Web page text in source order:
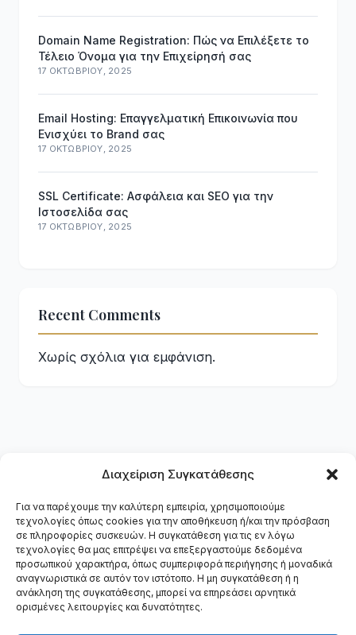
Διαχείριση Συγκατάθεσης
Για να παρέχουμε την καλύτερη εμπειρία, χρησιμοποιούμε
τεχνολογίες όπως cookies για την αποθήκευση ή/και την πρόσβαση
σε πληροφορίες συσκευών. Η συγκατάθεση για τις εν λόγω
τεχνολογίες θα μας επιτρέψει να επεξεργαστούμε δεδομένα
προσωπικού χαρακτήρα, όπως συμπεριφορά περιήγησης ή μοναδικά
αναγνωριστικά σε αυτόν τον ιστότοπο. Η μη συγκατάθεση ή η
ανάκληση της συγκατάθεσης, μπορεί να επηρεάσει αρνητικά
ορισμένες λειτουργίες και δυνατότητες.
Domain Name Registration: Πώς να Επιλέξετε το
Τέλειο Όνομα για την Επιχείρησή σας
17 ΟΚΤΩΒΡΊΟΥ, 2025
Email Hosting: Επαγγελματική Επικοινωνία που
Ενισχύει το Brand σας
17 ΟΚΤΩΒΡΊΟΥ, 2025
SSL Certificate: Ασφάλεια και SEO για την
Ιστοσελίδα σας
17 ΟΚΤΩΒΡΊΟΥ, 2025
Recent Comments
Χωρίς σχόλια για εμφάνιση.
DMM.gr
Ψηφιακό Marketing Agency — Κατασκευή ιστοσελίδων,
SEO, Google Ads & Social Media στη Θεσσαλονίκη.
ΥπηρεσίεςΈργαΔιαδικασίαΕπικοινωνία